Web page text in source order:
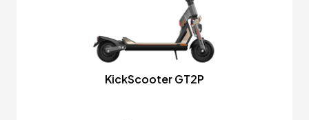
KickScooter GT2P